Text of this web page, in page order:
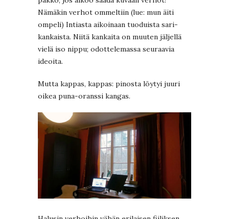
Nämäkin verhot ommeltiin (lue: mun äiti
ompeli) Intiasta aikoinaan tuoduista sari-
kankaista. Niitä kankaita on muuten jäljellä
vielä iso nippu; odottelemassa seuraavia
ideoita.
Mutta kappas, kappas: pinosta löytyi juuri
oikea puna-oranssi kangas.